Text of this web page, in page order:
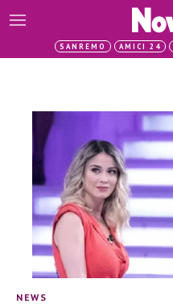
SANREMO AMICI 24
NEWS